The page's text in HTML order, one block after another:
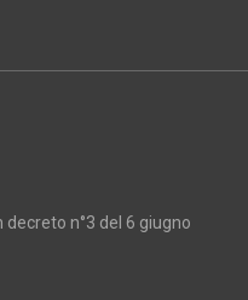
n°3 del 6 giugno